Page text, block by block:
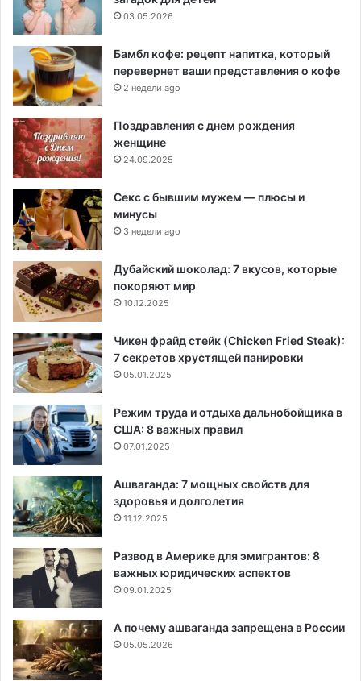
03.05.2026
Бамбл кофе: рецепт напитка, который
перевернет ваши представления о кофе
2 недели ago
Поздравления с днем рождения
женщине
24.09.2025
Секс с бывшим мужем — плюсы и
минусы
3 недели ago
Дубайский шоколад: 7 вкусов, которые
покоряют мир
10.12.2025
Чикен фрайд стейк (Chicken Fried Steak):
7 секретов хрустящей панировки
05.01.2025
Режим труда и отдыха дальнобойщика в
США: 8 важных правил
07.01.2025
Ашваганда: 7 мощных свойств для
здоровья и долголетия
11.12.2025
Развод в Америке для эмигрантов: 8
важных юридических аспектов
09.01.2025
А почему ашваганда запрещена в России
05.05.2026